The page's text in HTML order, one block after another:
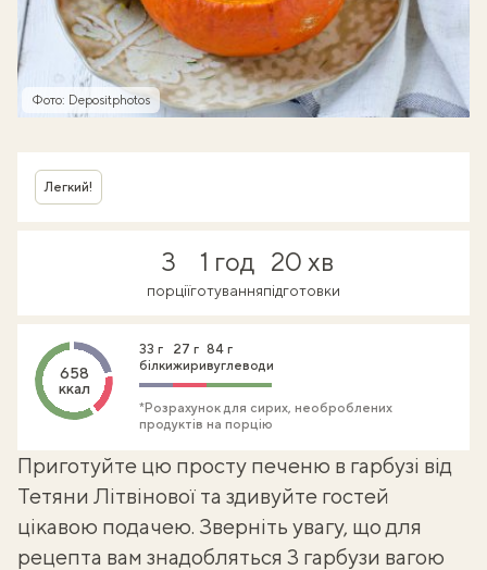
Фото: Depositphotos
Легкий!
3
порції
1 год
готування
20 хв
підготовки
658
ккал
33 г
білки
27 г
жири
84 г
вуглеводи
*Розрахунок для сирих, необроблених
продуктів на порцію
Приготуйте цю просту печеню в гарбузі від
Тетяни Літвінової та здивуйте гостей
цікавою подачею. Зверніть увагу, що для
рецепта вам знадобляться 3 гарбузи вагою